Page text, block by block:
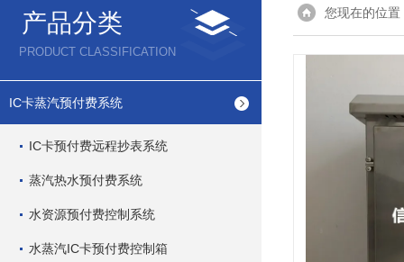
产品分类
PRODUCT CLASSIFICATION
IC卡蒸汽预付费系统
IC卡预付费远程抄表系统
蒸汽热水预付费系统
水资源预付费控制系统
水蒸汽IC卡预付费控制箱
您现在的位置